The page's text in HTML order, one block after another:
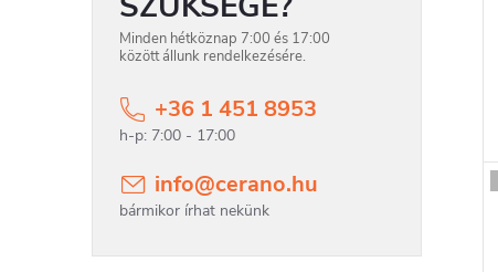
Minden hétköznap 7:00 és 17:00
között állunk rendelkezésére.
info@cerano.hu
+36 1 451 8953